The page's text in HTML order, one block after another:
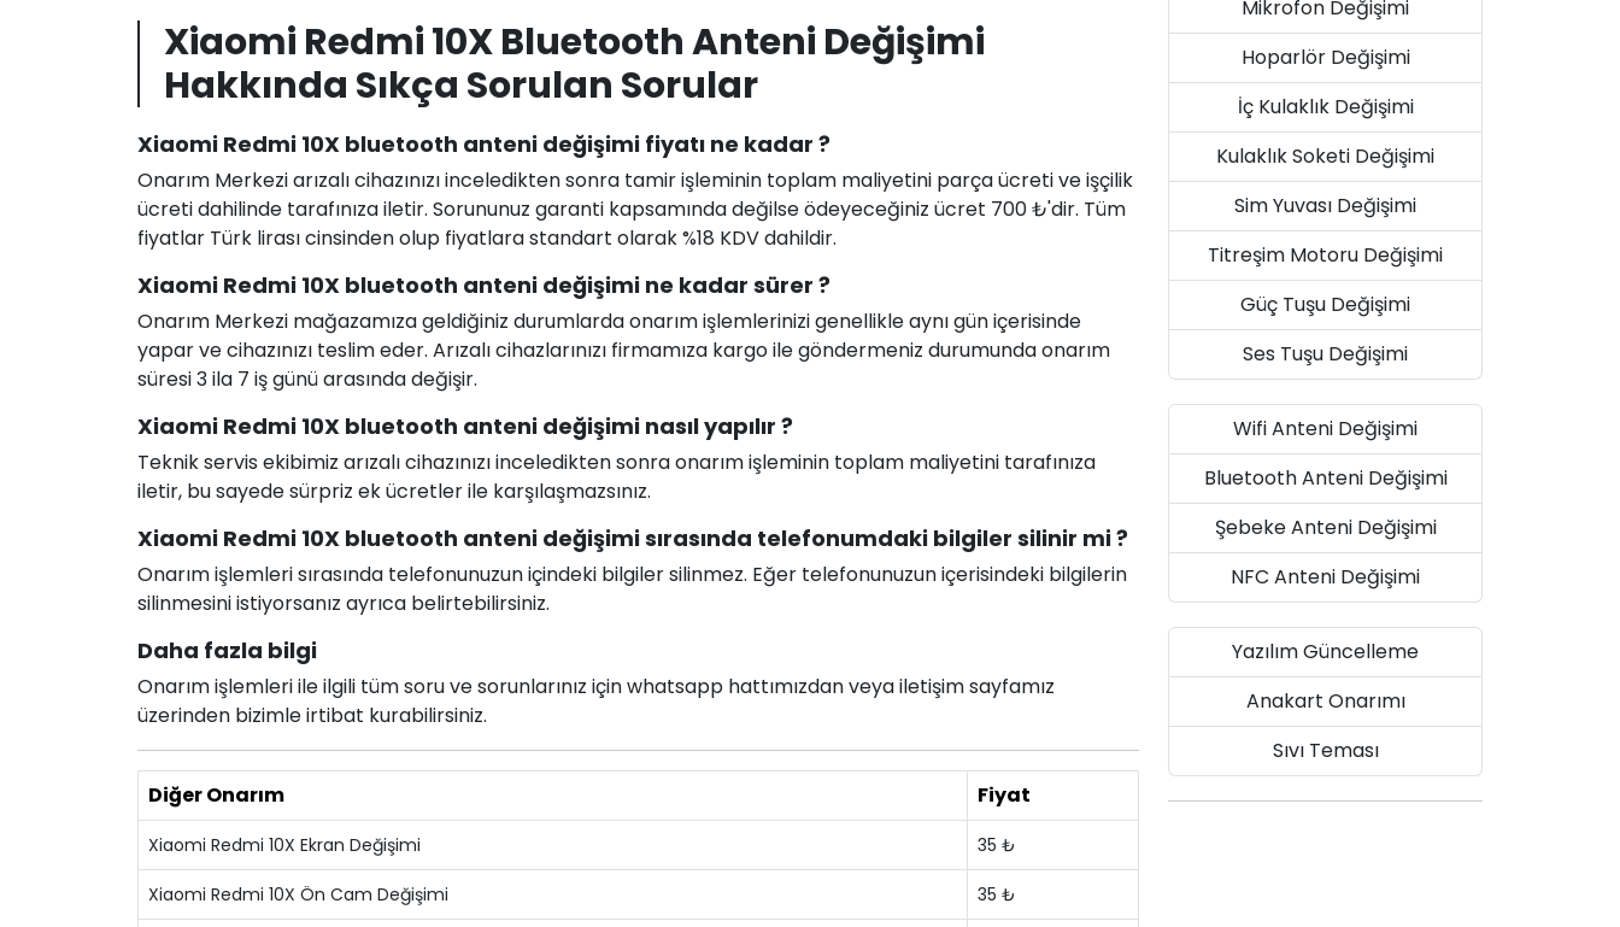
Xiaomi Redmi 10X Bluetooth Anteni Değişimi
Hakkında Sıkça Sorulan Sorular
Xiaomi Redmi 10X bluetooth anteni değişimi fiyatı ne kadar ?
Onarım Merkezi arızalı cihazınızı inceledikten sonra tamir işleminin toplam maliyetini parça ücreti ve işçilik
ücreti dahilinde tarafınıza iletir. Sorununuz garanti kapsamında değilse ödeyeceğiniz ücret 700 ₺'dir. Tüm
fiyatlar Türk lirası cinsinden olup fiyatlara standart olarak %18 KDV dahildir.
Xiaomi Redmi 10X bluetooth anteni değişimi ne kadar sürer ?
Onarım Merkezi mağazamıza geldiğiniz durumlarda onarım işlemlerinizi genellikle aynı gün içerisinde
yapar ve cihazınızı teslim eder. Arızalı cihazlarınızı firmamıza kargo ile göndermeniz durumunda onarım
süresi 3 ila 7 iş günü arasında değişir.
Xiaomi Redmi 10X bluetooth anteni değişimi nasıl yapılır ?
Teknik servis ekibimiz arızalı cihazınızı inceledikten sonra onarım işleminin toplam maliyetini tarafınıza
iletir, bu sayede sürpriz ek ücretler ile karşılaşmazsınız.
Xiaomi Redmi 10X bluetooth anteni değişimi sırasında telefonumdaki bilgiler silinir mi ?
Onarım işlemleri sırasında telefonunuzun içindeki bilgiler silinmez. Eğer telefonunuzun içerisindeki bilgilerin
silinmesini istiyorsanız ayrıca belirtebilirsiniz.
Daha fazla bilgi
Onarım işlemleri ile ilgili tüm soru ve sorunlarınız için whatsapp hattımızdan veya iletişim sayfamız
üzerinden bizimle irtibat kurabilirsiniz.
Diğer Onarım Fiyat
Xiaomi Redmi 10X Ekran Değişimi 35 ₺
Xiaomi Redmi 10X Ön Cam Değişimi 35 ₺
Mikrofon Değişimi
Hoparlör Değişimi
İç Kulaklık Değişimi
Kulaklık Soketi Değişimi
Sim Yuvası Değişimi
Titreşim Motoru Değişimi
Güç Tuşu Değişimi
Ses Tuşu Değişimi
Wifi Anteni Değişimi
Bluetooth Anteni Değişimi
Şebeke Anteni Değişimi
NFC Anteni Değişimi
Yazılım Güncelleme
Anakart Onarımı
Sıvı Teması